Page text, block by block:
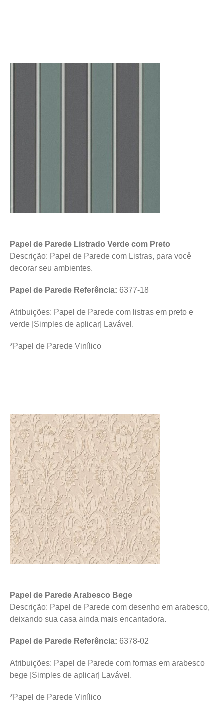
Papel de Parede Listrado Verde com Preto
Descrição: Papel de Parede com Listras, para você
decorar seu ambientes.
Papel de Parede Referência: 6377-18
Atribuições: Papel de Parede com listras em preto e
verde |Simples de aplicar| Lavável.
*Papel de Parede Vinílico
Papel de Parede Arabesco Bege
Descrição: Papel de Parede com desenho em arabesco,
deixando sua casa ainda mais encantadora.
Papel de Parede Referência: 6378-02
Atribuições: Papel de Parede com formas em arabesco
bege |Simples de aplicar| Lavável.
*Papel de Parede Vinílico